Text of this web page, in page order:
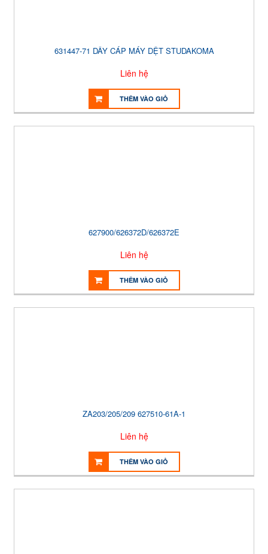
631447-71 DÂY CÁP MÁY DỆT STUDAKOMA
Liên hệ
THÊM VÀO GIỎ
627900/626372D/626372E
Liên hệ
THÊM VÀO GIỎ
ZA203/205/209 627510-61A-1
Liên hệ
THÊM VÀO GIỎ